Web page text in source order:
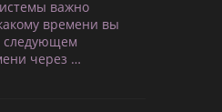
важно
времени вы
следующем
через …